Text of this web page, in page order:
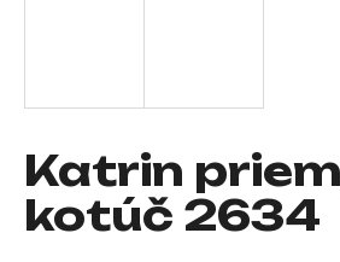
Katrin
kotúč 2634
?